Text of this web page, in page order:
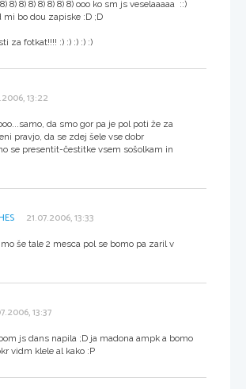
8) 8) 8) 8) 8) 8) 8) ooo ko sm js veselaaaaa ::)
mi bo dou zapiske :D ;D
za fotkat!!!! :) :) :) :) :)
13:22
da smo gor pa je pol poti že za
pravjo, da se zdej šele vse dobr
se presentit-čestitke vsem sošolkam in
21.07.2006, 13:33
še tale 2 mesca pol se bomo pa zaril v
13:37
js dans napila ;D ja madona ampk a bomo
vidm klele al kako :P